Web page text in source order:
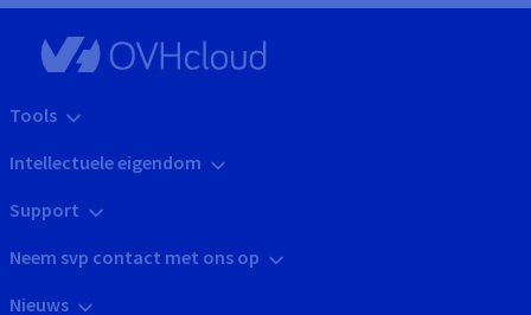
Tools
Intellectuele eigendom
Support
Neem svp contact met ons op
Nieuws